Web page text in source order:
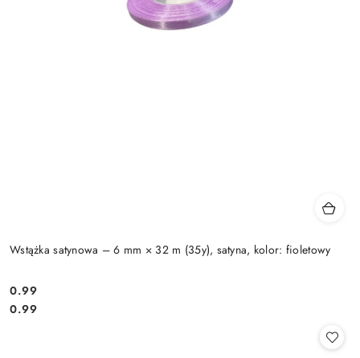
Wstążka satynowa – 6 mm × 32 m (35y), satyna, kolor: fioletowy
Cena:
0.99
Cena:
0.99